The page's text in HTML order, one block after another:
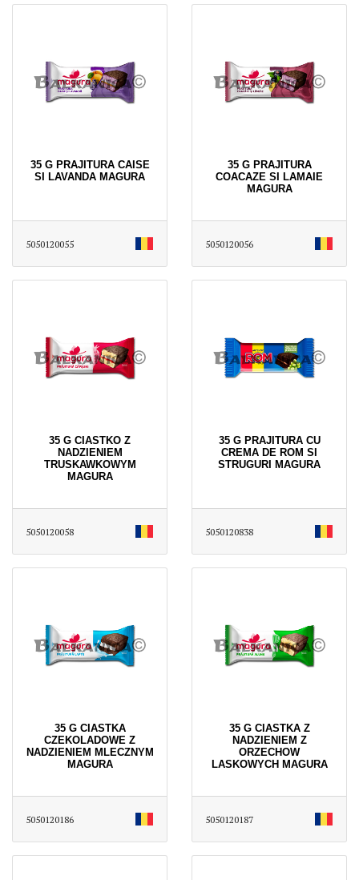
35 G PRAJITURA CAISE
SI LAVANDA MAGURA
5050120055
35 G PRAJITURA
COACAZE SI LAMAIE
MAGURA
5050120056
35 G CIASTKO Z
NADZIENIEM
TRUSKAWKOWYM
MAGURA
5050120058
35 G PRAJITURA CU
CREMA DE ROM SI
STRUGURI MAGURA
5050120838
35 G CIASTKA
CZEKOLADOWE Z
NADZIENIEM MLECZNYM
MAGURA
5050120186
35 G CIASTKA Z
NADZIENIEM Z
ORZECHOW
LASKOWYCH MAGURA
5050120187